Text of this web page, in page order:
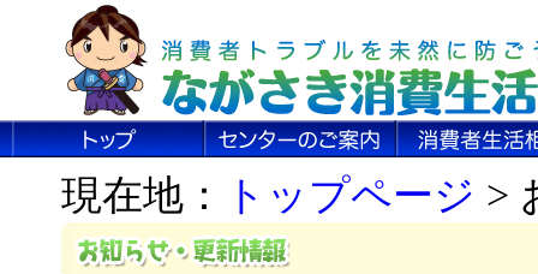
現在地： トップページ >